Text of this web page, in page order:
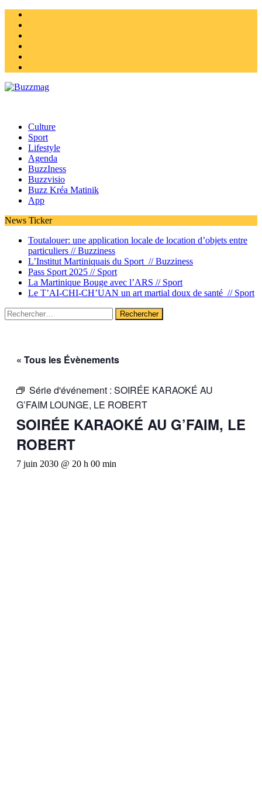
Culture
Sport
Lifestyle
Agenda
BuzzIness
Buzzvisio
Buzz Kréa Matinik
App
News Ticker
Toutalouer: une application locale de location d’objets entre
particuliers //Buzziness
L’Institut Martiniquais du Sport //Buzziness
Pass Sport 2025 // Sport
La Martinique Bouge avec l’ARS // Sport
Le T’AI-CHI-CH’UAN un art martial doux de santé // Sport
Rechercher :
« Tous les Évènements
Série d'événement : SOIRÉE KARAOKÉ AU
G’FAIM LOUNGE, LE ROBERT
SOIRÉE KARAOKÉ AU G’FAIM, LE
ROBERT
7 juin 2030 @ 20 h 00 min